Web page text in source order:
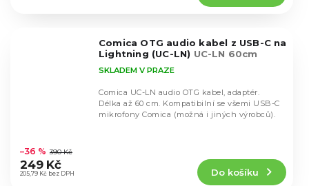
Comica OTG audio kabel z USB-C na
Lightning (UC-LN) UC-LN 60cm
hodnocení
produktu
je
SKLADEM V PRAZE
205,79 Kč bez DPH
–36 % 390 Kč
249 Kč
Do košíku
Comica UC-LN audio OTG kabel, adaptér.
Délka až 60 cm. Kompatibilní se všemi USB-C
mikrofony Comica (možná i jiných výrobců).